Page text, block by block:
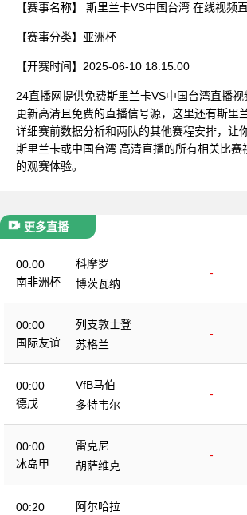
【赛事名称】 斯里兰卡VS中国台湾 在线视频
【赛事分类】 亚洲杯
【开赛时间】 2025-06-10 18:15:00
24直播网提供免费斯里兰卡VS中国台湾直播
更新高清且免费的直播信号源，这里还有斯里
详细赛前数据分析和两队的其他赛程安排，让
斯里兰卡或中国台湾 高清直播的所有相关比赛
的观赛体验。
更多直播
00:00
南非洲杯
科摩罗
-
博茨瓦纳
00:00
国际友谊
列支敦士登
-
苏格兰
00:00
德戊
VfB马伯
-
多特韦尔
00:00
冰岛甲
雷克尼
-
胡萨维克
00:20
阿尔哈拉